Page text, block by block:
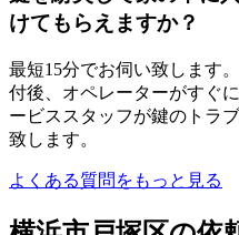
けてもらえますか？
最短15分でお伺い致します
付後、オペレーターがすぐ
ービススタッフが鍵のトラ
致します。
よくある質問をもっと見る